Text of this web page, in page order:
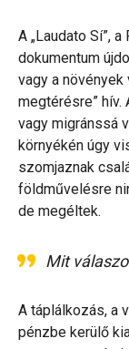
A „Laudato Sí”,
dokumentum
vagy a növények
megtérésre”
vagy migránssá
környékén úgy
szomjaznak
földművelésre
de megéltek.
Mit
A táplálkozás, a
pénzbe kerülő